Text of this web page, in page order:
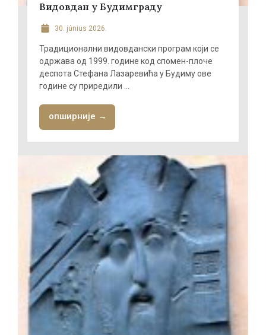
Видовдан у Будимграду
30. június 2026.
Традиционални видовдански програм који се
одржава од 1999. године код спомен-плоче
деспота Стефана Лазаревића у Будиму ове
године су приредили ...
опширније →